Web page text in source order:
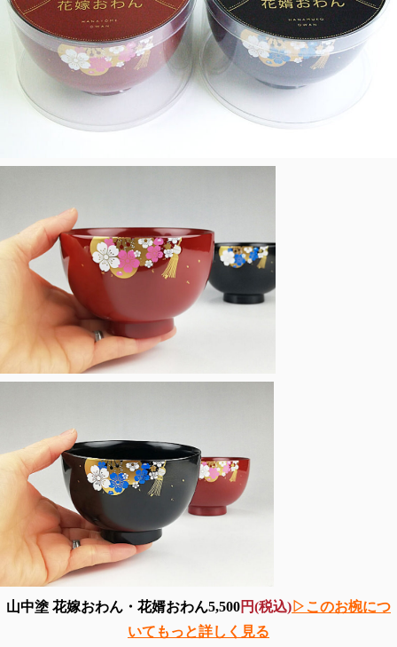
山中塗 花嫁おわん・花婿おわん5,500円(税込)▷このお椀につ
いてもっと詳しく見る